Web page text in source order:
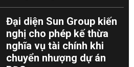
Đại diện Sun Group kiến
nghị cho phép kế thừa
nghĩa vụ tài chính khi
chuyển nhượng dự án